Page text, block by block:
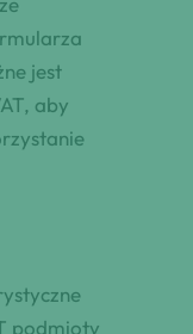
jest
aby
podmioty